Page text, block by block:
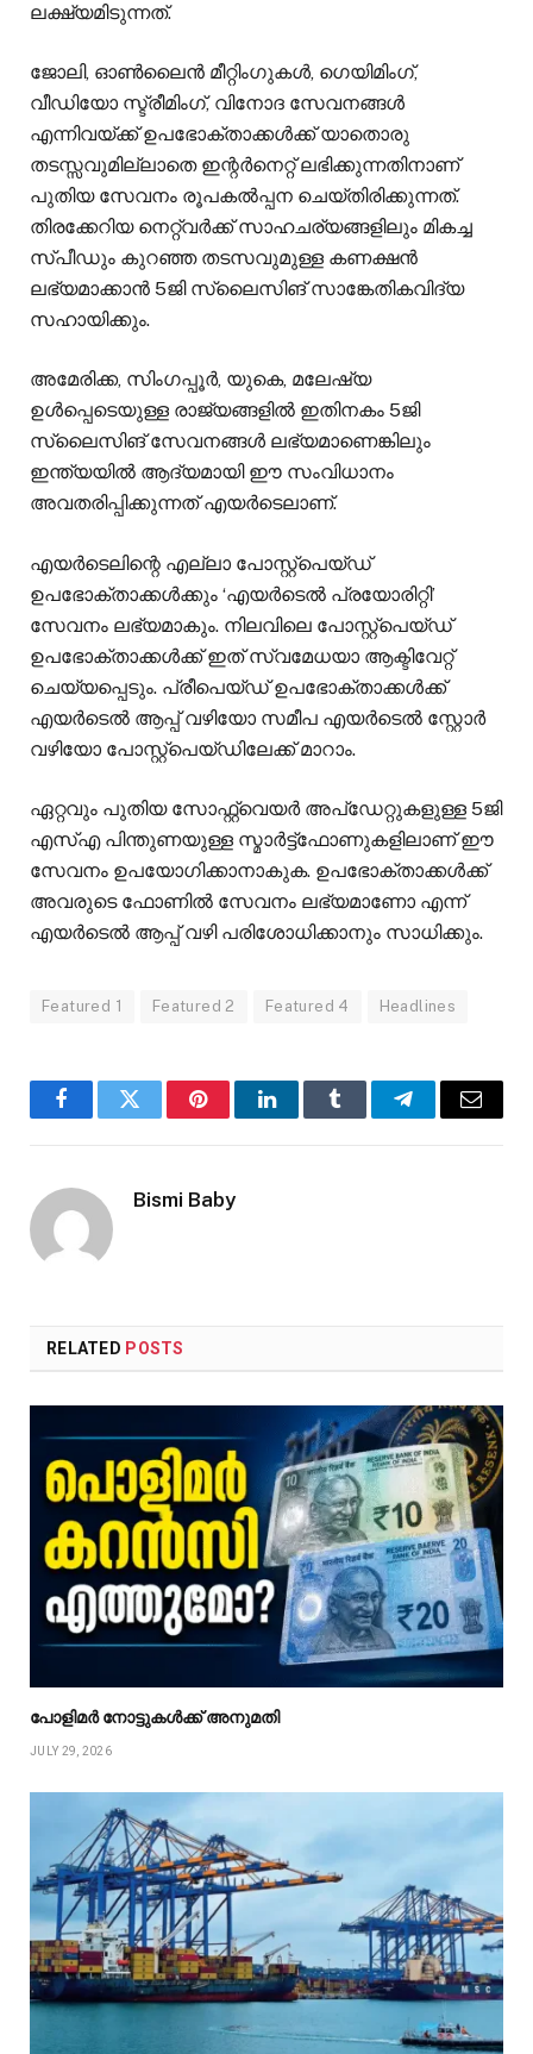
ലക്ഷ്യമിടുന്നത്.
ജോലി, ഓൺലൈൻ മീറ്റിംഗുകൾ, ഗെയിമിംഗ്,
വീഡിയോ സ്ട്രീമിംഗ്, വിനോദ സേവനങ്ങൾ
എന്നിവയ്ക്ക് ഉപഭോക്താക്കൾക്ക് യാതൊരു
തടസ്സവുമില്ലാതെ ഇന്റർനെറ്റ് ലഭിക്കുന്നതിനാണ്
പുതിയ സേവനം രൂപകൽപ്പന ചെയ്തിരിക്കുന്നത്.
തിരക്കേറിയ നെറ്റ്‌വർക്ക് സാഹചര്യങ്ങളിലും മികച്ച
സ്പീഡും കുറഞ്ഞ തടസവുമുള്ള കണക്ഷൻ
ലഭ്യമാക്കാൻ 5ജി സ്ലൈസിങ് സാങ്കേതികവിദ്യ
സഹായിക്കും.
അമേരിക്ക, സിംഗപ്പൂർ, യുകെ, മലേഷ്യ
ഉൾപ്പെടെയുള്ള രാജ്യങ്ങളിൽ ഇതിനകം 5ജി
സ്ലൈസിങ് സേവനങ്ങൾ ലഭ്യമാണെങ്കിലും
ഇന്ത്യയിൽ ആദ്യമായി ഈ സംവിധാനം
അവതരിപ്പിക്കുന്നത് എയർടെലാണ്.
എയർടെലിന്റെ എല്ലാ പോസ്റ്റ്‌പെയ്ഡ്
ഉപഭോക്താക്കൾക്കും ‘എയർടെൽ പ്രയോരിറ്റി’
സേവനം ലഭ്യമാകും. നിലവിലെ പോസ്റ്റ്‌പെയ്ഡ്
ഉപഭോക്താക്കൾക്ക് ഇത് സ്വമേധയാ ആക്ടിവേറ്റ്
ചെയ്യപ്പെടും. പ്രീപെയ്ഡ് ഉപഭോക്താക്കൾക്ക്
എയർടെൽ ആപ്പ് വഴിയോ സമീപ എയർടെൽ സ്റ്റോർ
വഴിയോ പോസ്റ്റ്‌പെയ്ഡിലേക്ക് മാറാം.
ഏറ്റവും പുതിയ സോഫ്റ്റ്‌വെയർ അപ്‌ഡേറ്റുകളുള്ള 5ജി
എസ്‌എ പിന്തുണയുള്ള സ്മാർട്ട്‌ഫോണുകളിലാണ് ഈ
സേവനം ഉപയോഗിക്കാനാകുക. ഉപഭോക്താക്കൾക്ക്
അവരുടെ ഫോണിൽ സേവനം ലഭ്യമാണോ എന്ന്
എയർടെൽ ആപ്പ് വഴി പരിശോധിക്കാനും സാധിക്കും.
Featured 1 Featured 2 Featured 4 Headlines
FacebookTwitter PinterestLinkedInTumblr TelegramEmail
Bismi Baby
RELATED POSTS
പോളിമർ നോട്ടുകൾക്ക് അനുമതി
JULY 29, 2026